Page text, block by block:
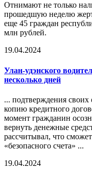
Отнимают не только
прошедшую неделю
еще 45 граждан
млн рублей.
19.04.2024
Улан-удэнского
несколько дней
... подтверждения
копию кредитного
момент гражданин
вернуть денежные
рассчитывал, что
«безопасного счета» ...
19.04.2024